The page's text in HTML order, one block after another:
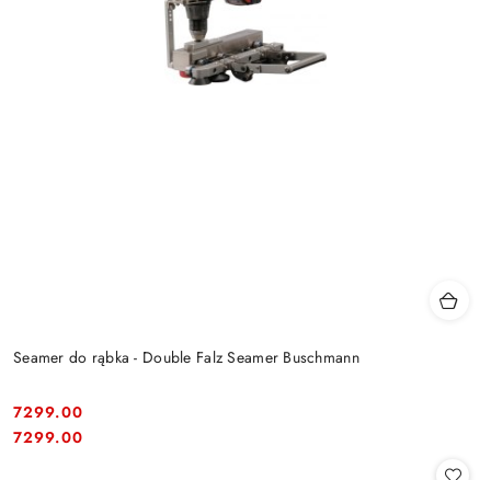
Seamer do rąbka - Double Falz Seamer Buschmann
Cena:
7299.00
Cena:
7299.00